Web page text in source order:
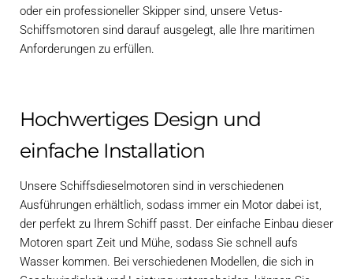
oder ein professioneller Skipper sind, unsere Vetus-
Schiffsmotoren sind darauf ausgelegt, alle Ihre maritimen
Anforderungen zu erfüllen.
Hochwertiges Design und
einfache Installation
Unsere Schiffsdieselmotoren sind in verschiedenen
Ausführungen erhältlich, sodass immer ein Motor dabei ist,
der perfekt zu Ihrem Schiff passt. Der einfache Einbau dieser
Motoren spart Zeit und Mühe, sodass Sie schnell aufs
Wasser kommen. Bei verschiedenen Modellen, die sich in